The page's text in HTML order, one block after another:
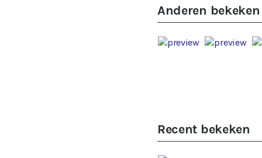
Anderen
Recent bekeken